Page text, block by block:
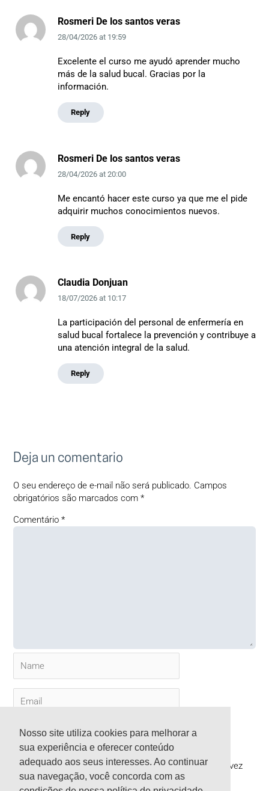
Rosmeri De los santos veras
28/04/2026at 19:59
Excelente el curso me ayudó aprender mucho
más de la salud bucal. Gracias por la
información.
Reply
Rosmeri De los santos veras
28/04/2026at 20:00
Me encantó hacer este curso ya que me el pide
adquirir muchos conocimientos nuevos.
Reply
Claudia Donjuan
18/07/2026at 10:17
La participación del personal de enfermería en
salud bucal fortalece la prevención y contribuye a
una atención integral de la salud.
Reply
Deja un comentario
O seu endereço de e-mail não será publicado. Campos
obrigatórios são marcados com *
Comentário *
Website
Salvar meus dados neste navegador para a próxima vez
que eu comentar.
Nosso site utiliza cookies para melhorar a
sua experiência e oferecer conteúdo
adequado aos seus interesses. Ao continuar
sua navegação, você concorda com as